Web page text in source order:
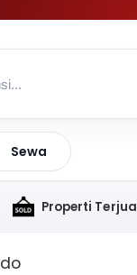
Sewa
Properti